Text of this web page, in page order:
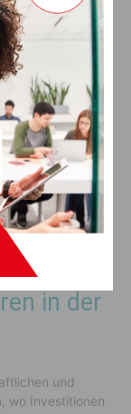
EU-
an Regionen.Ein
ist der
Die Pläne
mehr an
auszuzahlen,
in der
und
wo Investitionen